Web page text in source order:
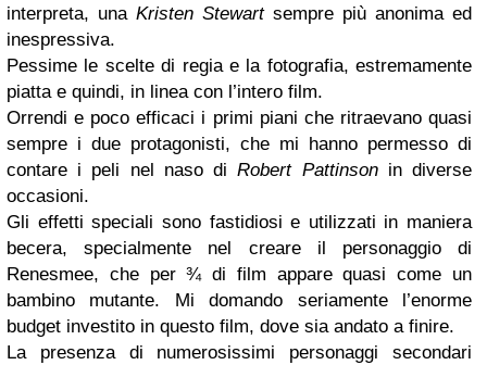
interpreta, una Kristen Stewartsempre più anonima ed
inespressiva.
Pessime le scelte di regia e la fotografia, estremamente
piatta e quindi, in linea con l’intero film.
Orrendi e poco efficaci i primi piani che ritraevano quasi
sempre i due protagonisti, che mi hanno permesso di
contare i peli nel naso diRobert Pattinsonin diverse
occasioni.
Gli effetti speciali sono fastidiosi e utilizzati in maniera
becera, specialmente nel creare il personaggio di
Renesmee, che per ¾ di film appare quasi come un
bambino mutante. Mi domando seriamente l’enorme
budget investito in questo film, dove sia andato a finire.
La presenza di numerosissimi personaggi secondari